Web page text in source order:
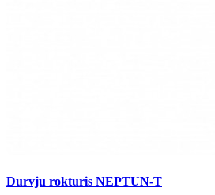
Durvju rokturis NEPTUN-T